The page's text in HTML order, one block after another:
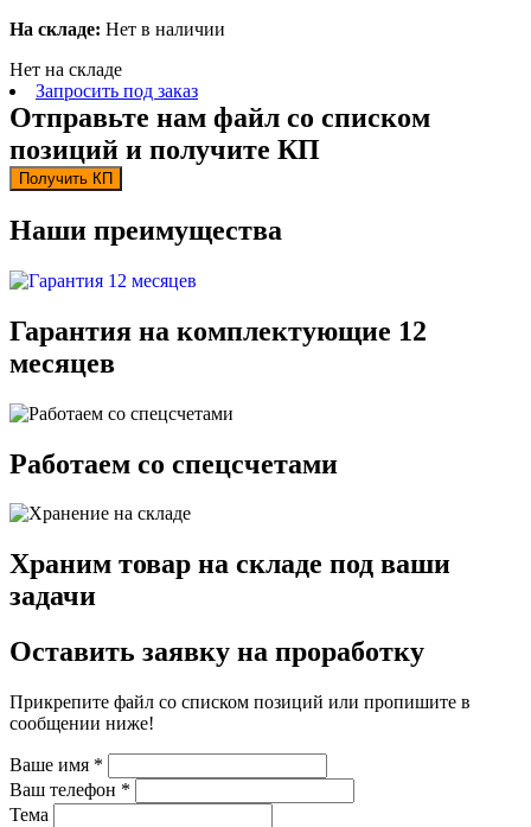
На складе: Нет в наличии
Нет на складе
Запросить под заказ
Отправьте нам файл со списком
позиций и получите КП
Получить КП
Наши преимущества
Гарантия на комплектующие 12
месяцев
Работаем со спецсчетами
Храним товар на складе под ваши
задачи
Оставить заявку на проработку
Прикрепите файл со списком позиций или пропишите в
сообщении ниже!
Ваше имя *
Ваш телефон *
Тема